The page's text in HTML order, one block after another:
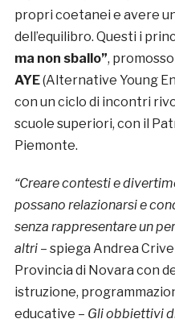
propri coetanei e avere
dell’equilibro. Questi i
ma non sballo”, promosso
AYE(Alternative Young
con un ciclo di incontri
scuole superiori, con il
Piemonte.
“Creare contesti e
possano relazionarsi e
senza rappresentare un
altri – spiega Andrea
Provincia di Novara con
istruzione,
educative – Gli obbiettivi